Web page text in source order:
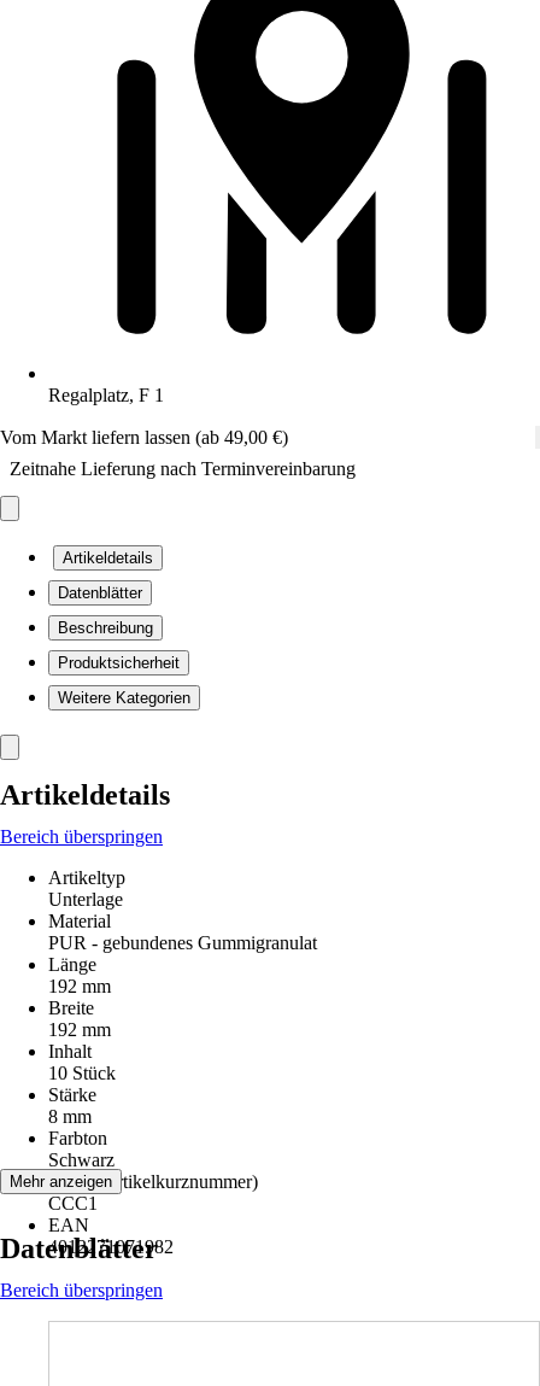
Regalplatz, F 1
Vom Markt liefern lassen (ab 49,00 €)
Zeitnahe Lieferung nach Terminvereinbarung
Artikeldetails
Datenblätter
Beschreibung
Produktsicherheit
Weitere Kategorien
Artikeldetails
Bereich überspringen
Artikeltyp
Unterlage
Material
PUR - gebundenes Gummigranulat
Länge
192 mm
Breite
192 mm
Inhalt
10 Stück
Stärke
8 mm
Farbton
Schwarz
AKN (Artikelkurznummer)
CCC1
EAN
4012271071982
Mehr anzeigen
Datenblätter
Bereich überspringen